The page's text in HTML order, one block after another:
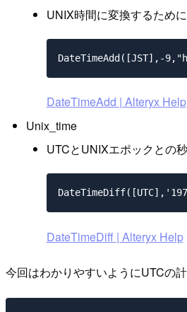
UNIX時間に変換するため
DateTimeAdd([JST],-
DateTimeAdd | Alteryx Help
Unix_time
UTCとUNIXエポックとの
DateTimeDiff | Alteryx Help
今回はわかりやすいようにUTCの